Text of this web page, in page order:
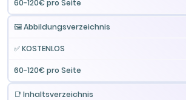
60-120€ pro Seite
🖼️ Abbildungsverzeichnis
✅ KOSTENLOS
60-120€ pro Seite
📑 Inhaltsverzeichnis